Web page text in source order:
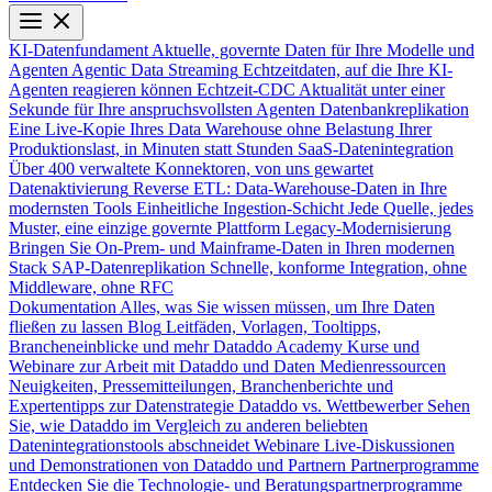
KI-Datenfundament Aktuelle, governte Daten für Ihre Modelle und
Agenten Agentic Data Streaming Echtzeitdaten, auf die Ihre KI-
Agenten reagieren können Echtzeit-CDC Aktualität unter einer
Sekunde für Ihre anspruchsvollsten Agenten Datenbankreplikation
Eine Live-Kopie Ihres Data Warehouse ohne Belastung Ihrer
Produktionslast, in Minuten statt Stunden SaaS-Datenintegration
Über 400 verwaltete Konnektoren, von uns gewartet
Datenaktivierung Reverse ETL: Data-Warehouse-Daten in Ihre
modernsten Tools Einheitliche Ingestion-Schicht Jede Quelle, jedes
Muster, eine einzige governte Plattform Legacy-Modernisierung
Bringen Sie On-Prem- und Mainframe-Daten in Ihren modernen
Stack SAP-Datenreplikation Schnelle, konforme Integration, ohne
Middleware, ohne RFC
Dokumentation Alles, was Sie wissen müssen, um Ihre Daten
fließen zu lassen Blog Leitfäden, Vorlagen, Tooltipps,
Brancheneinblicke und mehr Dataddo Academy Kurse und
Webinare zur Arbeit mit Dataddo und Daten Medienressourcen
Neuigkeiten, Pressemitteilungen, Branchenberichte und
Expertentipps zur Datenstrategie Dataddo vs. Wettbewerber Sehen
Sie, wie Dataddo im Vergleich zu anderen beliebten
Datenintegrationstools abschneidet Webinare Live-Diskussionen
und Demonstrationen von Dataddo und Partnern Partnerprogramme
Entdecken Sie die Technologie- und Beratungspartnerprogramme